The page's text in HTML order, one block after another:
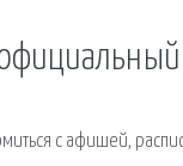
с афишей,